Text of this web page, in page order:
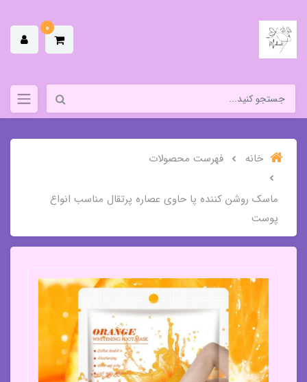
0
خانه فهرست محصولات
ماسک روشن کننده پا حاوی عصاره پرتقال مناسب انواع
پوست